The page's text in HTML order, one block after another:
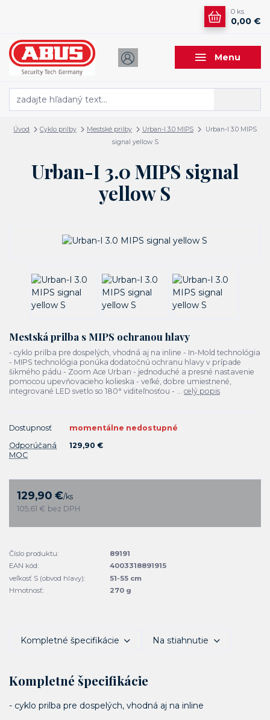
Menu
0 ks
0,00 €
Úvod Cyklo prilby Mestské prilby Urban-I 3.0 MIPS
Urban-I 3.0 MIPS
signal yellow S
Urban-I 3.0 MIPS signal
yellow S
Mestská prilba s MIPS ochranou hlavy
- cyklo prilba pre dospelých, vhodná aj na inline - In-Mold technológia
- MIPS technológia ponúka dodatočnú ochranu hlavy v prípade
šikmého pádu - Zoom Ace Urban - jednoduché a presné nastavenie
pomocou upevňovacieho kolieska - veľké, dobre umiestnené,
integrované LED svetlo so 180° viditeľnosťou - ... celý popis
Dostupnosť
momentálne nedostupné
Odporúčaná
MOC
129,90 €
129,90 €/ks
105,61 € bez DPH
Číslo produktu:
89191
EAN kód:
4003318891915
veľkosť S (obvod hlavy):
51-55 cm
Hmotnosť:
270 g
Kompletné špecifikácie Na stiahnutie
Kompletné špecifikácie
- cyklo prilba pre dospelých, vhodná aj na inline